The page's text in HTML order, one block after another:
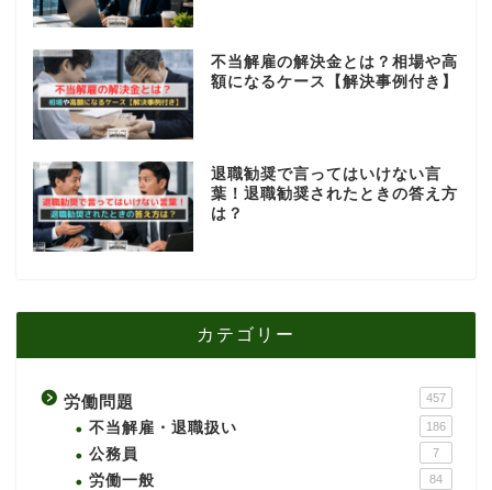
不当解雇の解決金とは？相場や高
額になるケース【解決事例付き】
退職勧奨で言ってはいけない言
葉！退職勧奨されたときの答え方
は？
カテゴリー
労働問題 457
不当解雇・退職扱い 186
公務員 7
労働一般 84